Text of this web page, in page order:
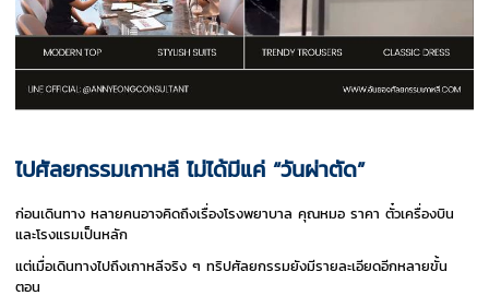
ไปศัลยกรรมเกาหลี ไม่ได้มีแค่ “วันผ่าตัด”
ก่อนเดินทาง หลายคนอาจคิดถึงเรื่องโรงพยาบาล คุณหมอ ราคา ตั๋วเครื่องบิน
และโรงแรมเป็นหลัก
แต่เมื่อเดินทางไปถึงเกาหลีจริง ๆ ทริปศัลยกรรมยังมีรายละเอียดอีกหลายขั้น
ตอน